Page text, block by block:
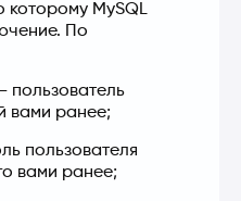
которому MySQL
По
пользователь
вами ранее;
пользователя
вами ранее;